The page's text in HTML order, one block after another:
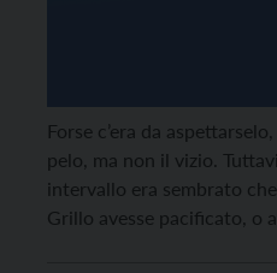
Forse c’era da
pelo, ma non il vizio.
intervallo era sembrato
Grillo avesse pacificato, o